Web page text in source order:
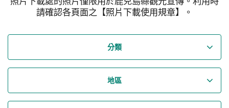
請確認各頁面之【照片下載使用規章】。
分類
地區